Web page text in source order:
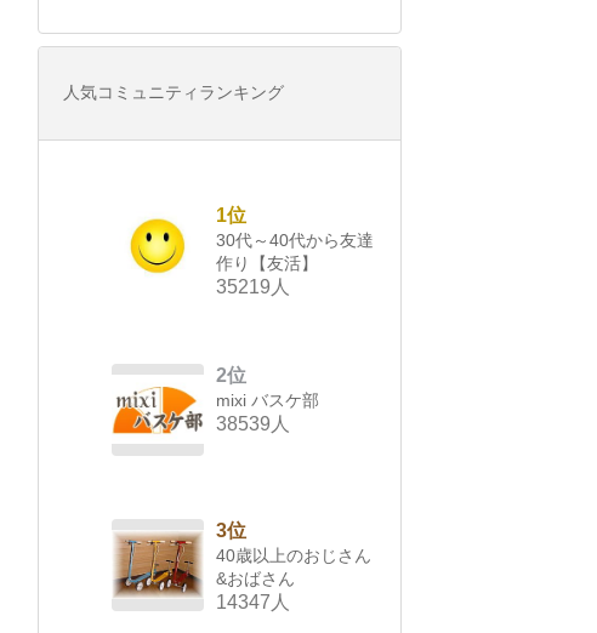
人気コミュニティランキング
1位
30代～40代から友達
作り【友活】
35219人
2位
mixi バスケ部
38539人
3位
40歳以上のおじさん
&おばさん
14347人